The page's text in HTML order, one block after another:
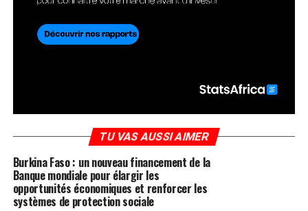
TU VAS AUSSI AIMER
Burkina Faso : un nouveau financement de la
Banque mondiale pour élargir les
opportunités économiques et renforcer les
systèmes de protection sociale